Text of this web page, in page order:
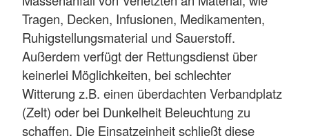
Tragen, Decken, Infusionen, Medikamenten,
Ruhigstellungsmaterial und Sauerstoff.
Außerdem verfügt der Rettungsdienst über
keinerlei Möglichkeiten, bei schlechter
Witterung z.B. einen überdachten Verbandplatz
(Zelt) oder bei Dunkelheit Beleuchtung zu
schaffen. Die Einsatzeinheit schließt diese